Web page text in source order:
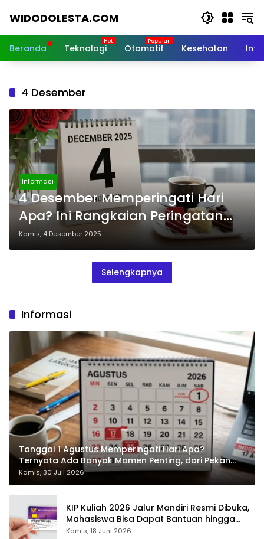
WIDODOLESTA.COM
dan
Terkini
Beranda Teknologi Otomotif Kesehatan
4 Desember
Informasi
4 Desember Memperingati Hari
Apa? Ini Rangkaian Peringatan
Pentingnya
Kamis, 4 Desember 2025
Selengkapnya
Informasi
Tanggal 1 Agustus Memperingati Hari Apa?
Ternyata Ada Banyak Momen Penting, dari Pekan
ASI Sedunia hingga Hari World Wide Web
Kamis, 30 Juli 2026
KIP Kuliah 2026 Jalur Mandiri Resmi Dibuka,
Mahasiswa Bisa Dapat Bantuan hingga
Rp1,4 Juta per Bulan
Kamis, 18 Juni 2026